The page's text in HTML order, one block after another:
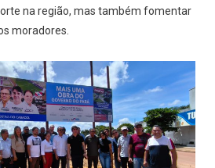
na região, mas também fomentar
moradores.